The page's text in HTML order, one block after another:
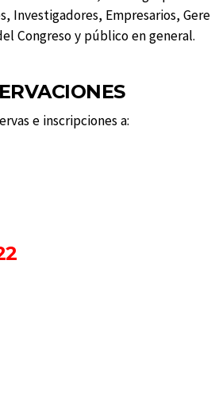
Investigadores, Empresarios,
Congreso y público en general.
e inscripciones a: